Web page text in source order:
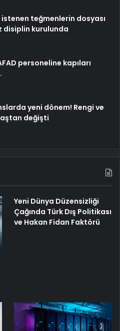
personeline kapıları
yeni dönem! Rengi ve
değişti
Datahost İle Güvenilir